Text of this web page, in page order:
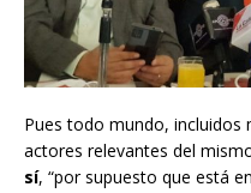
Pues todo mundo,
actores relevantes del
sí, “por supuesto que está